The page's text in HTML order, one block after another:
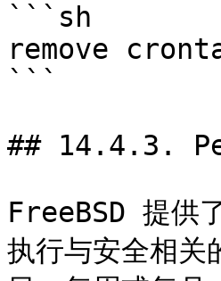
```sh
remove
```
## 14.4.3.
FreeBSD 提供
执行与安全相关